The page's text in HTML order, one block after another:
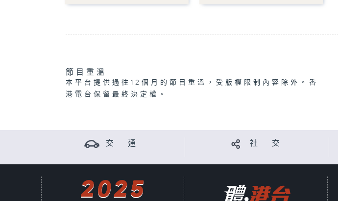
節目重溫
本平台提供過往12個月的節目重溫，受版權限制內容除外。香
港電台保留最終決定權。
交 通 社 交